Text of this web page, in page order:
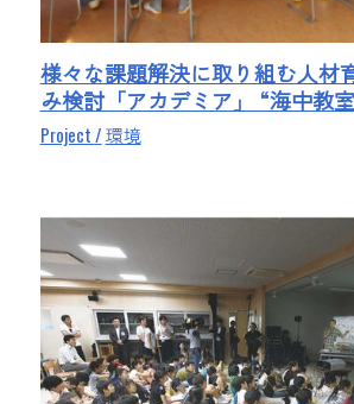
様々な課題解決に取り組む人材
み検討「アカデミア」 “海中教
Project 環境